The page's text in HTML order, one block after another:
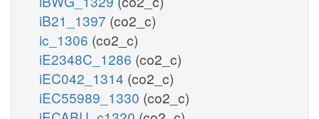
iB21_1397 (co2_c)
ic_1306 (co2_c)
iE2348C_1286 (co2_c)
iEC042_1314 (co2_c)
iEC55989_1330 (co2_c)